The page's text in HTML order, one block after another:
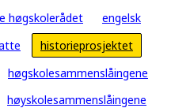
høgskolerådet
engelsk
historieprosjektet
høgskolesammenslåingene
høyskolesammenslåingene